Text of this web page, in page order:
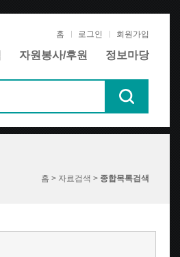
홈 로그인 회원가입
자원봉사/후원 정보마당
홈 > 자료검색 > 종합목록검색